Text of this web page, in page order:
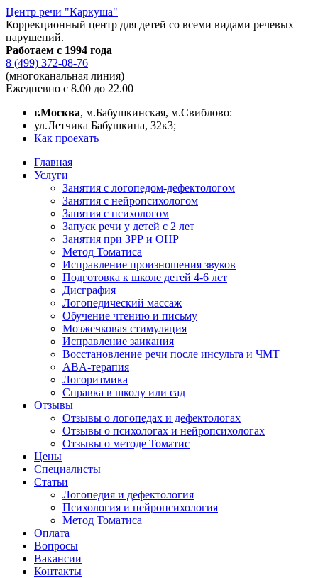
Центр речи "Каркуша"
Коррекционный центр для детей со всеми видами речевых
нарушений.
Работаем с 1994 года
8 (499) 372-08-76
(многоканальная линия)
Ежедневно с 8.00 до 22.00
г.Москва, м.Бабушкинская, м.Свиблово:
ул.Летчика Бабушкина, 32к3;
Как проехать
Главная
Услуги
Занятия с логопедом-дефектологом
Занятия с нейропсихологом
Занятия с психологом
Запуск речи у детей с 2 лет
Занятия при ЗРР и ОНР
Метод Томатиса
Исправление произношения звуков
Подготовка к школе детей 4-6 лет
Дисграфия
Логопедический массаж
Обучение чтению и письму
Мозжечковая стимуляция
Исправление заикания
Восстановление речи после инсульта и ЧМТ
ABA-терапия
Логоритмика
Справка в школу или сад
Отзывы
Отзывы о логопедах и дефектологах
Отзывы о психологах и нейропсихологах
Отзывы о методе Томатис
Цены
Специалисты
Статьи
Логопедия и дефектология
Психология и нейропсихология
Метод Томатиса
Оплата
Вопросы
Вакансии
Контакты